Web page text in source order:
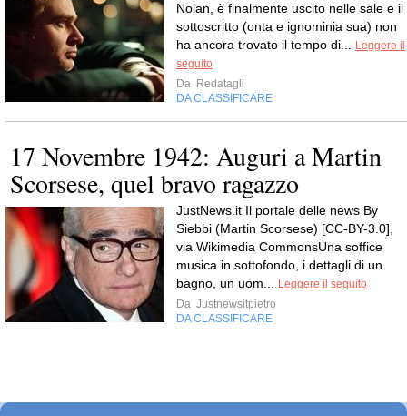
Nolan, è finalmente uscito nelle sale e il
sottoscritto (onta e ignominia sua) non
ha ancora trovato il tempo di...
Leggere il
seguito
Da Redatagli
DA CLASSIFICARE
17 Novembre 1942: Auguri a Martin
Scorsese, quel bravo ragazzo
JustNews.it Il portale delle news By
Siebbi (Martin Scorsese) [CC-BY-3.0],
via Wikimedia CommonsUna soffice
musica in sottofondo, i dettagli di un
bagno, un uom...
Leggere il seguito
Da Justnewsitpietro
DA CLASSIFICARE